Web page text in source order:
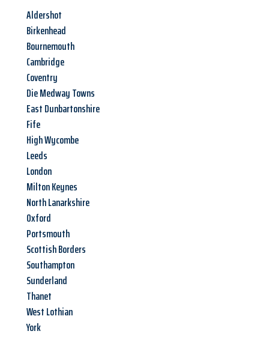
Aldershot
Birkenhead
Bournemouth
Cambridge
Coventry
Die Medway Towns
East Dunbartonshire
Fife
High Wycombe
Leeds
London
Milton Keynes
North Lanarkshire
Oxford
Portsmouth
Scottish Borders
Southampton
Sunderland
Thanet
West Lothian
York